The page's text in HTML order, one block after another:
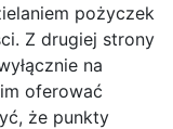
pożyczek
Z drugiej strony
na
oferować
że punkty